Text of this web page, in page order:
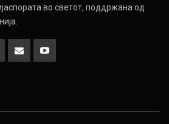
во светот, поддржана од